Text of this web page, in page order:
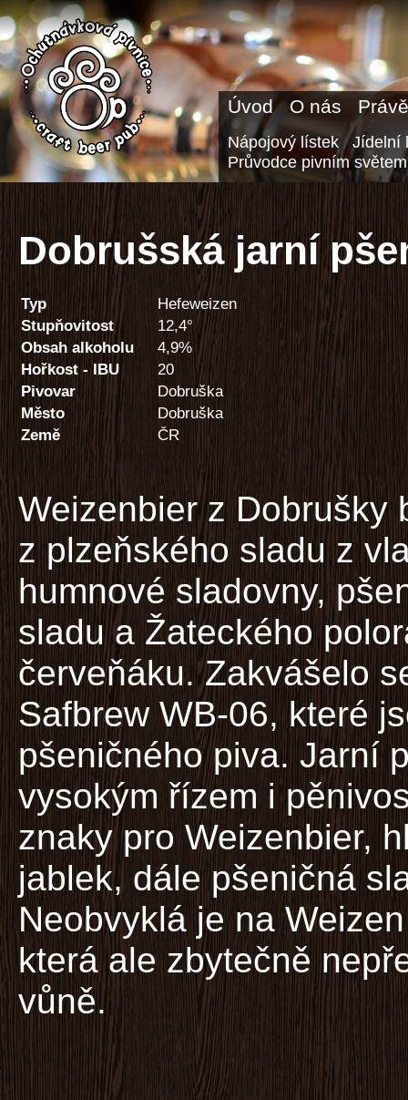
Úvod O nás
Nápojový lístek
Jídelní
Průvodce pivním světem
Dobrušská jarní
Typ
Hefeweizen
Stupňovitost
12,4°
Obsah alkoholu
4,9%
Hořkost - IBU
20
Pivovar
Dobruška
Město
Dobruška
Země
ČR
Weizenbier z Dobrušky
z plzeňského sladu z
humnové sladovny,
sladu a Žateckého
červeňáku. Zakvášelo
Safbrew WB-06, které
pšeničného piva. Jarní
vysokým řízem i
znaky pro Weizenbier,
jablek, dále pšeničná
Neobvyklá je na
která ale zbytečně
vůně.